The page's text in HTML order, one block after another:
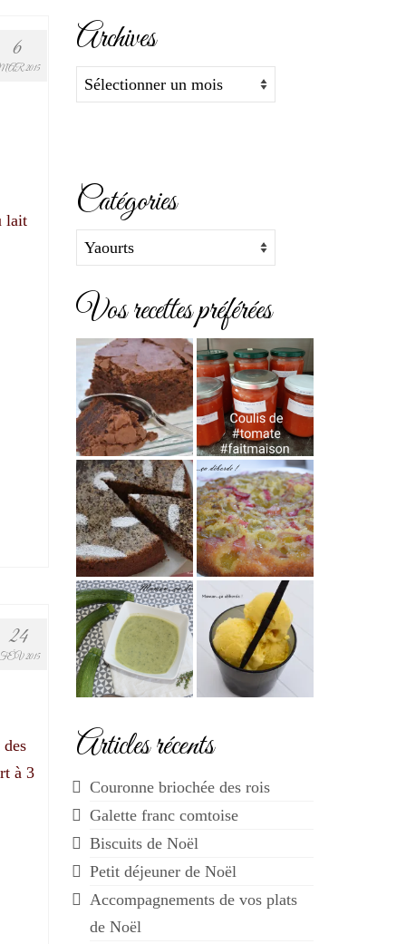
6
2015
lait
24
2015
à 3
Archives
Archives
Catégories
Catégories
Vos recettes préférées
Articles récents
Couronne briochée des rois
Galette franc comtoise
Biscuits de Noël
Petit déjeuner de Noël
Accompagnements de vos plats
de Noël